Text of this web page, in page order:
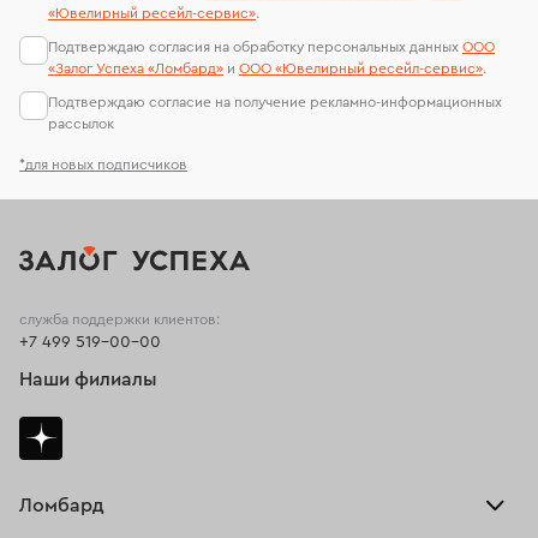
*для новых подписчиков
«Ювелирный ресейл-сервиc».
Подтверждаю согласия на обработку персональных данных ООО
«Залог Успеха «Ломбард» и ООО «Ювелирный ресейл-сервиc».
Подтверждаю согласие на получение рекламно-информационных
рассылок
Ломбард
служба поддержки клиентов:
+7 499 519-00-00
Наши филиалы